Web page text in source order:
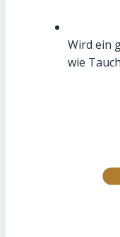
Wird ein
wie